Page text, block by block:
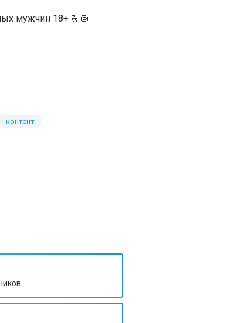
мужчин 18+ 🫰🏻
контент